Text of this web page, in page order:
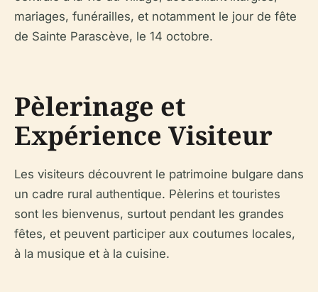
mariages, funérailles, et notamment le jour de fête
de Sainte Parascève, le 14 octobre.
Pèlerinage et
Expérience Visiteur
Les visiteurs découvrent le patrimoine bulgare dans
un cadre rural authentique. Pèlerins et touristes
sont les bienvenus, surtout pendant les grandes
fêtes, et peuvent participer aux coutumes locales,
à la musique et à la cuisine.